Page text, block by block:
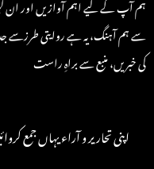
سے ہم آہنگ، یہ ہے روایتی طرزسے
کی خبریں، منبع سے براہِ راست
: اپنی تحاریر و آراء یہاں جمع